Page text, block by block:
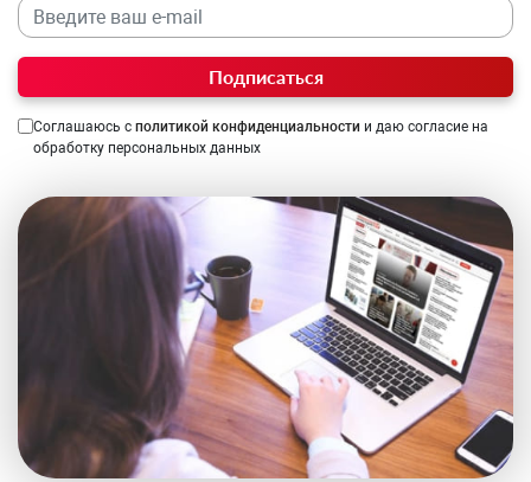
Подписаться
Соглашаюсь с политикой конфиденциальности и даю согласие на
обработку персональных данных